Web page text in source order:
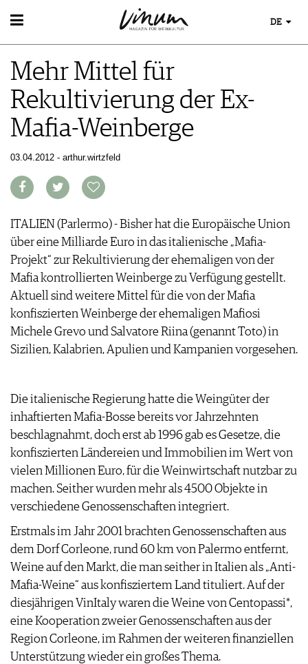
WEIN
WEINSUCHE
GUIDE WEINGÜTER
WINETRADECLUB
WINZER
WEINE DES MONATS
TRINKREIFETABELLE
CLUB LES DOMAINES
WEINWISSEN
WEINREGIONEN
WEINGESCHICHTE
TIPPS & TRICKS
NEWS
EVENTS
EVENTKALENDER
EVENT-BILDER
ESSEN & TRINKEN
FOOD PAIRING TIPPS
FOOD PAIRING TABELLE
KULINARIK
HOTSPOTS
WEINREISEN
REPORTAGEN
WINEGUIDES
KLARTEXT
EXTRAS
ABO
AUSGABE
ARCHIV
VORTEILSWELT
MEDIATHEK
APPS
NEWS
WEINWIRTSCHAFT
WEINSZENE
PORTRAITS
VINOPHILES
ARCHIV
ANMELDEN
AWARDS
GEWINNSPIELE
VORTEILSWELT
TRINKREIFETABELLE
ABO
WEINSUCHE
NEWSLETTER
IMPRESSUM
AGB & DATENSCHUTZ
FAQ
DE
Mehr Mittel für
Rekultivierung der Ex-
Mafia-Weinberge
03.04.2012 - arthur.wirtzfeld
ITALIEN (Parlermo) - Bisher hat die Europäische Union
über eine Milliarde Euro in das italienische „Mafia-
Projekt“ zur Rekultivierung der ehemaligen von der
Mafia kontrollierten Weinberge zu Verfügung gestellt.
Aktuell sind weitere Mittel für die von der Mafia
konfiszierten Weinberge der ehemaligen Mafiosi
Michele Grevo und Salvatore Riina (genannt Toto) in
Sizilien, Kalabrien, Apulien und Kampanien vorgesehen.
Die italienische Regierung hatte die Weingüter der
inhaftierten Mafia-Bosse bereits vor Jahrzehnten
beschlagnahmt, doch erst ab 1996 gab es Gesetze, die
konfiszierten Ländereien und Immobilien im Wert von
vielen Millionen Euro, für die Weinwirtschaft nutzbar zu
machen. Seither wurden mehr als 4500 Objekte in
verschiedene Genossenschaften integriert.
Erstmals im Jahr 2001 brachten Genossenschaften aus
dem Dorf Corleone, rund 60 km von Palermo entfernt,
Weine auf den Markt, die man seither in Italien als „Anti-
Mafia-Weine“ aus konfisziertem Land tituliert. Auf der
diesjährigen VinItaly waren die Weine von Centopassi*,
eine Kooperation zweier Genossenschaften aus der
Region Corleone, im Rahmen der weiteren finanziellen
Unterstützung wieder ein großes Thema.